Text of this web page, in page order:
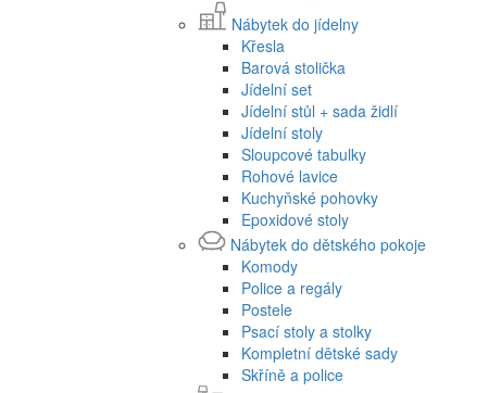
Nábytek do jídelny
Křesla
Barová stolička
Jídelní set
Jídelní stůl + sada židlí
Jídelní stoly
Sloupcové tabulky
Rohové lavice
Kuchyňské pohovky
Epoxidové stoly
Nábytek do dětského pokoje
Komody
Police a regály
Postele
Psací stoly a stolky
Kompletní dětské sady
Skříně a police